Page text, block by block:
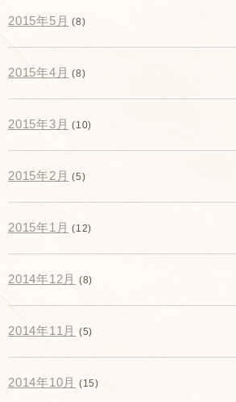
2015年5月 (8)
2015年4月 (8)
2015年3月 (10)
2015年2月 (5)
2015年1月 (12)
2014年12月 (8)
2014年11月 (5)
2014年10月 (15)